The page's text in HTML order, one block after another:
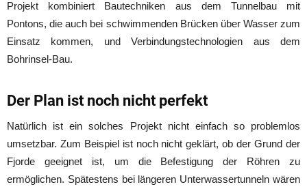
Projekt kombiniert Bautechniken aus dem Tunnelbau mit
Pontons, die auch bei schwimmenden Brücken über Wasser zum
Einsatz kommen, und Verbindungstechnologien aus dem
Bohrinsel-Bau.
Der Plan ist noch nicht perfekt
Natürlich ist ein solches Projekt nicht einfach so problemlos
umsetzbar. Zum Beispiel ist noch nicht geklärt, ob der Grund der
Fjorde geeignet ist, um die Befestigung der Röhren zu
ermöglichen. Spätestens bei längeren Unterwassertunneln wären